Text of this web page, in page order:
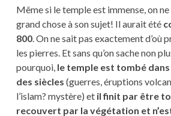
Même si le temple est immense, on
grand chose à son sujet! Il aurait été
800. On ne sait pas exactement d’où
les pierres. Et sans qu’on sache non
pourquoi, le temple est tombé dans
des siècles (guerres, éruptions
l’islam? mystère) et il finit par être
recouvert par la végétation et